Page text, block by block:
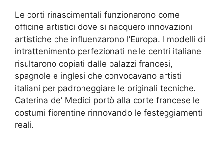
Le corti rinascimentali funzionarono come
officine artistici dove si nacquero innovazioni
artistiche che influenzarono l’Europa. I modelli di
intrattenimento perfezionati nelle centri italiane
risultarono copiati dalle palazzi francesi,
spagnole e inglesi che convocavano artisti
italiani per padroneggiare le originali tecniche.
Caterina de’ Medici portò alla corte francese le
costumi fiorentine rinnovando le festeggiamenti
reali.